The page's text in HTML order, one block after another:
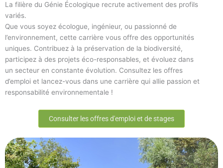
La filière du Génie Écologique recrute activement des profils
variés.
Que vous soyez écologue, ingénieur, ou passionné de
l’environnement, cette carrière vous offre des opportunités
uniques. Contribuez à la préservation de la biodiversité,
participez à des projets éco-responsables, et évoluez dans
un secteur en constante évolution. Consultez les offres
d’emploi et lancez-vous dans une carrière qui allie passion et
responsabilité environnementale !
Consulter les offres d'emploi et de stages